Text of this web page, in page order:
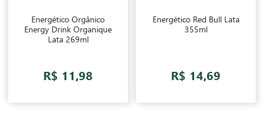
Energético Orgânico
Energy Drink Organique
Lata 269ml
R$ 11,98
Energético Red Bull Lata
355ml
R$ 14,69